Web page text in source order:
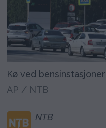
Kø ved
AP / NTB
NTB